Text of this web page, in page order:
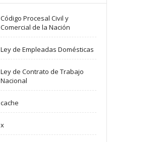
Código Procesal Civil y
Comercial de la Nación
Ley de Empleadas Domésticas
Ley de Contrato de Trabajo
Nacional
cache
x